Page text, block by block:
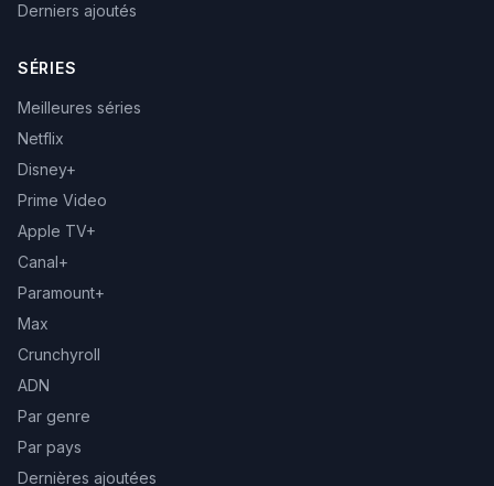
Derniers ajoutés
SÉRIES
Meilleures séries
Netflix
Disney+
Prime Video
Apple TV+
Canal+
Paramount+
Max
Crunchyroll
ADN
Par genre
Par pays
Dernières ajoutées